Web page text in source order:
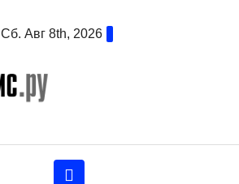
Сб. Авг 8th, 2026